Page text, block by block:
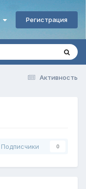
Регистрация
Активность
Подписчики 0